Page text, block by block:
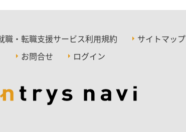
職・転職支援サービス利用規約 サイトマップ
お問合せ
ログイン